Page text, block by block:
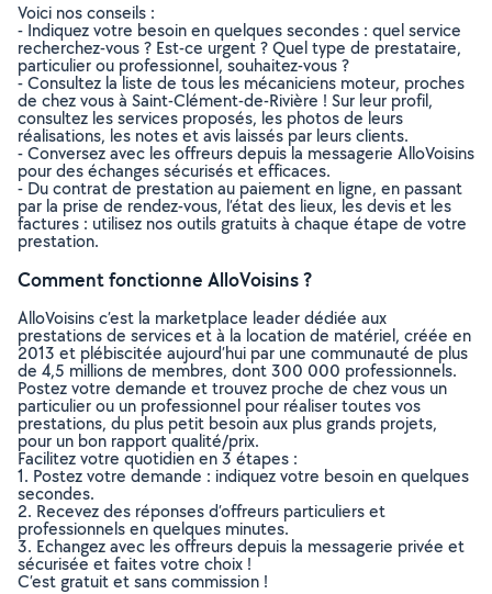
Voici nos conseils :
- Indiquez votre besoin en quelques secondes : quel service
recherchez-vous ? Est-ce urgent ? Quel type de prestataire,
particulier ou professionnel, souhaitez-vous ?
- Consultez la liste de tous les mécaniciens moteur, proches
de chez vous à Saint-Clément-de-Rivière ! Sur leur profil,
consultez les services proposés, les photos de leurs
réalisations, les notes et avis laissés par leurs clients.
- Conversez avec les offreurs depuis la messagerie AlloVoisins
pour des échanges sécurisés et efficaces.
- Du contrat de prestation au paiement en ligne, en passant
par la prise de rendez-vous, l’état des lieux, les devis et les
factures : utilisez nos outils gratuits à chaque étape de votre
prestation.
Comment fonctionne AlloVoisins ?
AlloVoisins c’est la marketplace leader dédiée aux
prestations de services et à la location de matériel, créée en
2013 et plébiscitée aujourd’hui par une communauté de plus
de 4,5 millions de membres, dont 300 000 professionnels.
Postez votre demande et trouvez proche de chez vous un
particulier ou un professionnel pour réaliser toutes vos
prestations, du plus petit besoin aux plus grands projets,
pour un bon rapport qualité/prix.
Facilitez votre quotidien en 3 étapes :
1. Postez votre demande : indiquez votre besoin en quelques
secondes.
2. Recevez des réponses d’offreurs particuliers et
professionnels en quelques minutes.
3. Echangez avec les offreurs depuis la messagerie privée et
sécurisée et faites votre choix !
C’est gratuit et sans commission !